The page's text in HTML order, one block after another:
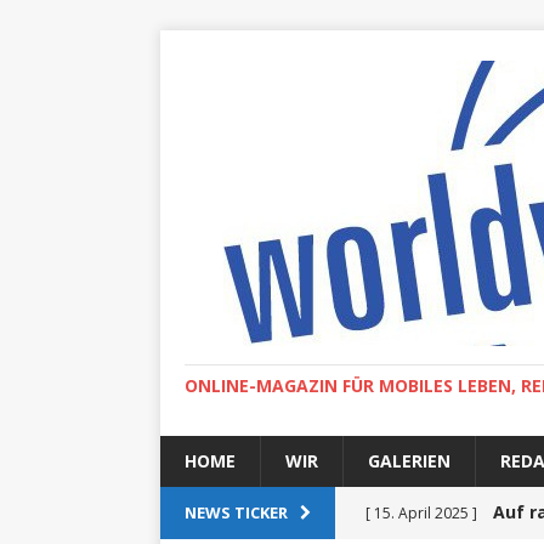
ONLINE-MAGAZIN FÜR MOBILES LEBEN,
HOME WIR GALERIEN
NEWS TICKER [ 15. April 2025 ] Auf